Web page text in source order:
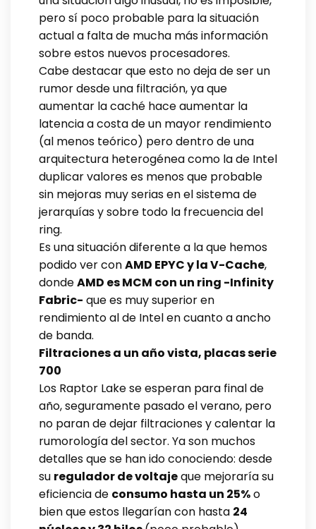
pero sí poco probable para la situación
actual a falta de mucha más información
sobre estos nuevos procesadores.
Cabe destacar que esto no deja de ser un
rumor desde una filtración, ya que
aumentar la caché hace aumentar la
latencia a costa de un mayor rendimiento
(al menos teórico) pero dentro de una
arquitectura heterogénea como la de Intel
duplicar valores es menos que probable
sin mejoras muy serias en el sistema de
jerarquías y sobre todo la frecuencia del
ring.
Es una situación diferente a la que hemos
podido ver conAMD EPYC y la V-Cache,
dondeAMD es MCM con un ring -Infinity
Fabric- que es muy superior en
rendimiento al de Intel en cuanto a ancho
de banda.
Filtraciones a un año vista, placas serie
700
Los Raptor Lake se esperan para final de
año, seguramente pasado el verano, pero
no paran de dejar filtraciones y calentar la
rumorología del sector. Ya son muchos
detalles que se han ido conociendo: desde
su regulador de voltajeque mejoraría su
eficiencia de consumo hasta un 25%o
bien que estos llegarían con hasta 24